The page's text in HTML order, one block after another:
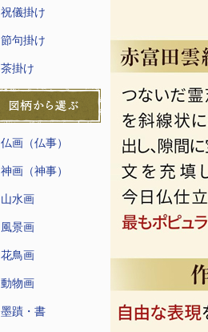
祝儀掛け
節句掛け
茶掛け
仏画（仏事）
神画（神事）
山水画
風景画
花鳥画
動物画
墨蹟・書